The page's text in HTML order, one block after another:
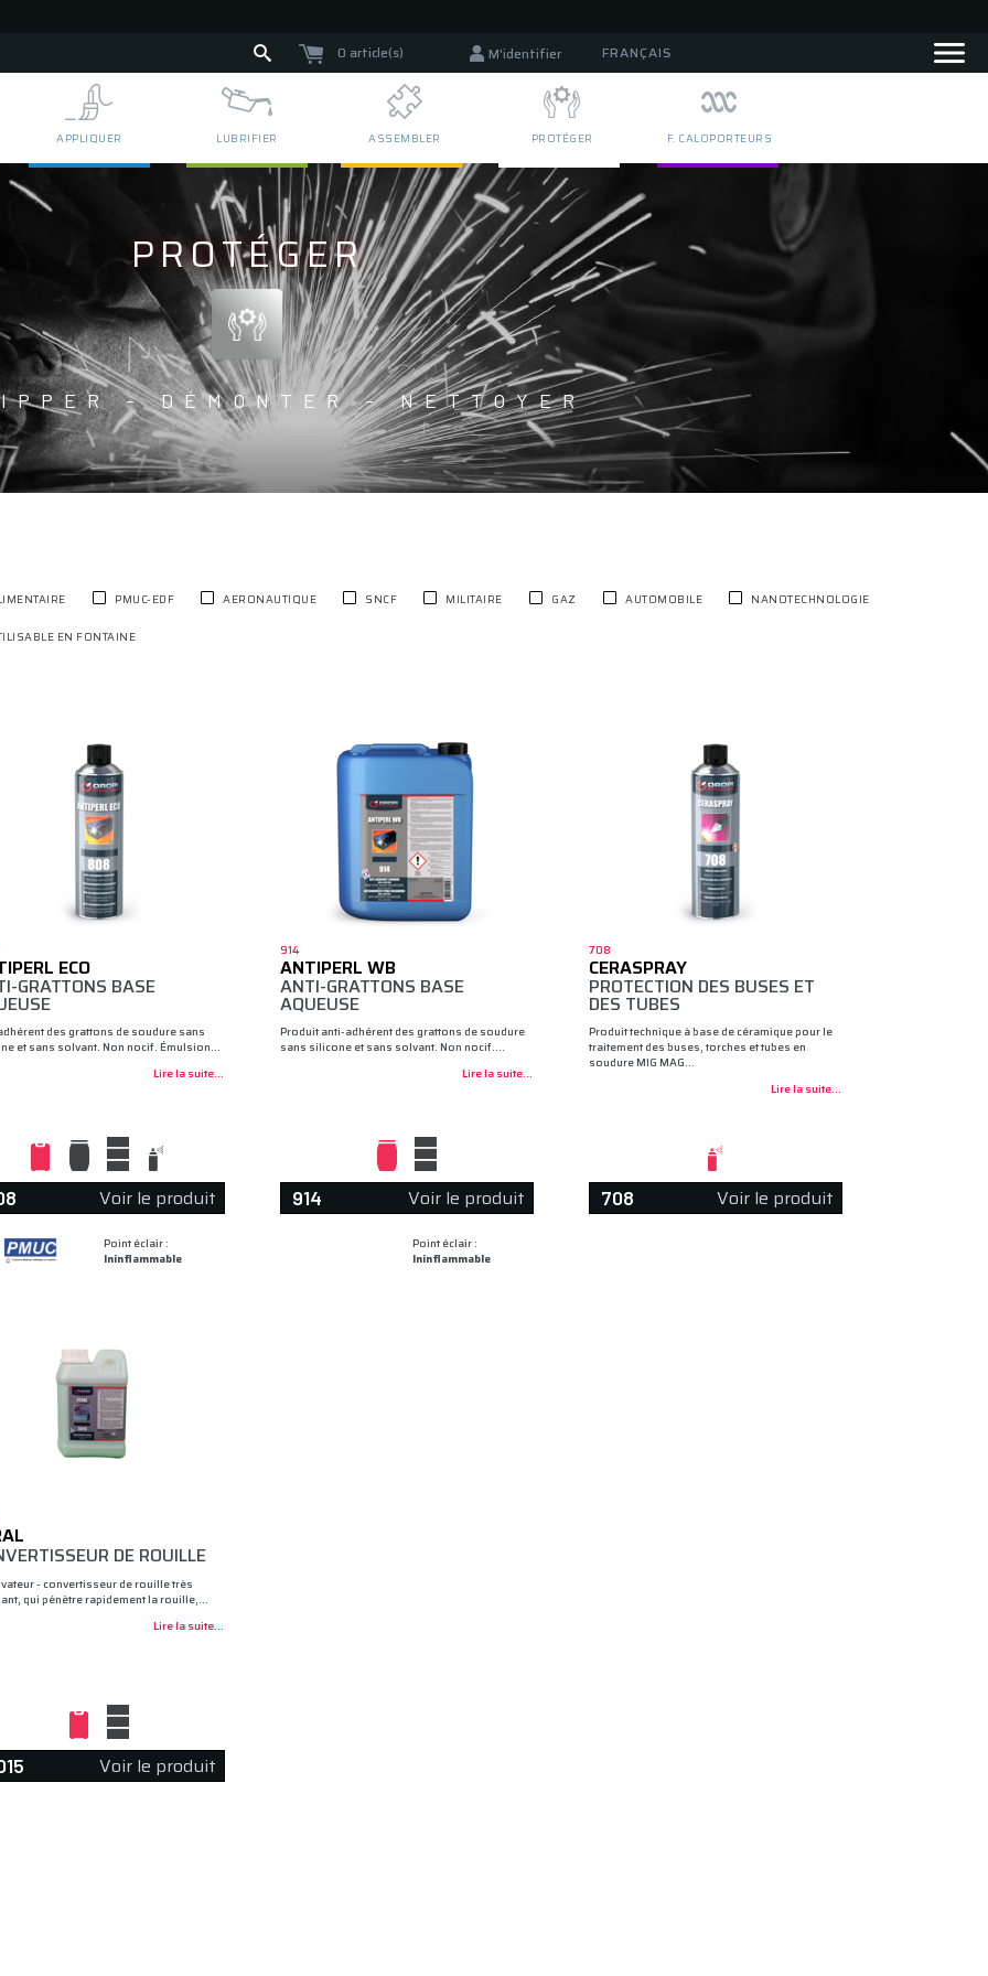
0 article(s) M'identifier FRANÇAIS
APPLIQUER LUBRIFIER ASSEMBLER PROTÉGER F. CALOPORTEURS
PROTÉGER
- DÉMONTER - NETTOYER
PMUC-EDF AERONAUTIQUE SNCF MILITAIRE GAZ AUTOMOBILE NANOTECHNOLOGIE
EN FONTAINE
ECO
GRATTONS BASE
des grattons de soudure sans
et sans solvant. Non nocif. Émulsion…
Lire la suite...
Voir le produit
Point éclair :
Ininflammable
914
ANTIPERL WB
ANTI-GRATTONS BASE
AQUEUSE
Produit anti-adhérent des grattons de soudure
sans silicone et sans solvant. Non nocif.…
Lire la suite...
914 Voir le produit
Point éclair :
Ininflammable
708
CERASPRAY
PROTECTION DES BUSES ET
DES TUBES
Produit technique à base de céramique pour le
traitement des buses, torches et tubes en
soudure MIG MAG…
Lire la suite...
708 Voir le produit
DE ROUILLE
- convertisseur de rouille très
qui pénètre rapidement la rouille,…
Lire la suite...
Voir le produit